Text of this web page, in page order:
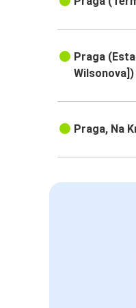
Praga
Wilsonova])
Praga, Na